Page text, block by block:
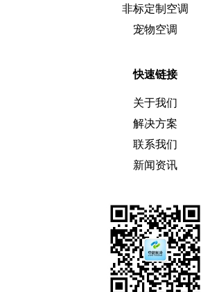
非标定制空调
宠物空调
快速链接
关于我们
解决方案
联系我们
新闻资讯